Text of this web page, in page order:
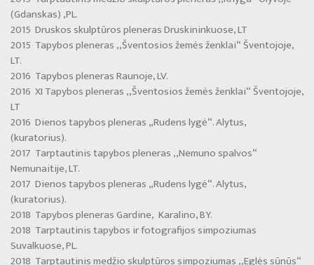
(Gdanskas) ,PL.
2015 Druskos skulptūros pleneras Druskininkuose, LT
2015 Tapybos pleneras ,,Šventosios žemės ženklai“ Šventojoje,
LT.
2016 Tapybos pleneras Raunoje, LV.
2016 XI Tapybos pleneras ,,Šventosios žemės ženklai“ Šventojoje,
LT
2016 Dienos tapybos pleneras „Rudens lygė“. Alytus,
(kuratorius).
2017 Tarptautinis tapybos pleneras ,,Nemuno spalvos“
Nemunaitije, LT.
2017 Dienos tapybos pleneras „Rudens lygė“. Alytus,
(kuratorius).
2018 Tapybos pleneras Gardine, Karalino, BY.
2018 Tarptautinis tapybos ir fotografijos simpoziumas
Suvalkuose, PL.
2018 Tarptautinis medžio skulptūros simpoziumas ,,Eglės sūnūs“